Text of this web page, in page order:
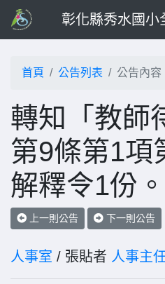
彰化縣秀水國小
首頁 公告列表 公告內容
轉知「教師
第9條第1項
解釋令1份。
上一則公告 下一則公告
人事室 / 張貼者 人事主